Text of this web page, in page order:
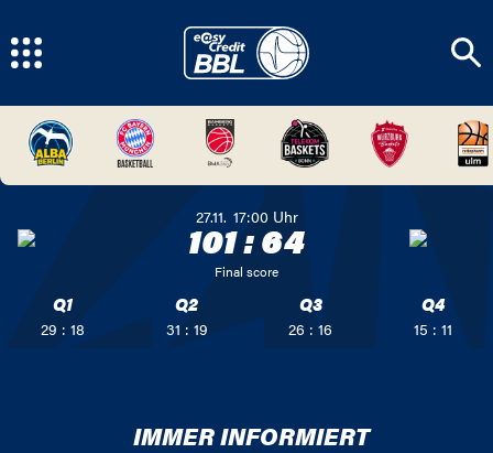
27.11. 17:00 Uhr
101:64
Final score
Q1
29 : 18
Q2
31 : 19
Q3
26 : 16
Q4
15 : 11
IMMER INFORMIERT